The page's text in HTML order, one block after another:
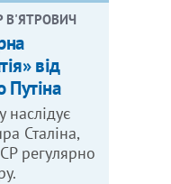
В'ЯТРОВИЧ
від
Путіна
наслідує
Сталіна,
регулярно